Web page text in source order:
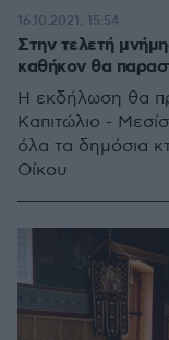
Στην τελετή
καθήκον θα
Η εκδήλωση θα
Καπιτώλιο -
όλα τα δημόσια
Οίκου
16.10.2021, 15:54